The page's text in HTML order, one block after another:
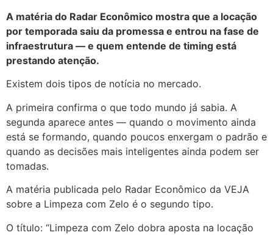
A matéria do Radar Econômico mostra que a locação
por temporada saiu da promessa e entrou na fase de
infraestrutura — e quem entende de timing está
prestando atenção.
Existem dois tipos de notícia no mercado.
A primeira confirma o que todo mundo já sabia. A
segunda aparece antes — quando o movimento ainda
está se formando, quando poucos enxergam o padrão e
quando as decisões mais inteligentes ainda podem ser
tomadas.
A matéria publicada pelo Radar Econômico da VEJA
sobre a Limpeza com Zelo é o segundo tipo.
O título: “Limpeza com Zelo dobra aposta na locação